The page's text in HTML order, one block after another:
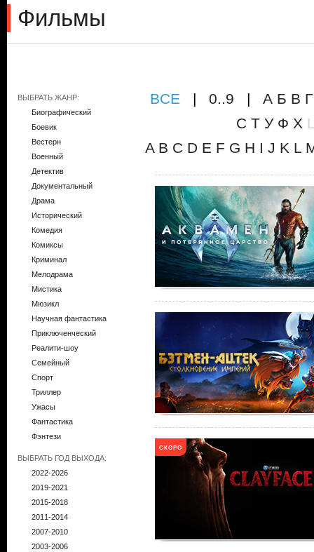
Фильмы
ВЫБРАТЬ ЖАНР:
Биографический
Боевик
Вестерн
Военный
Детектив
Документальный
Драма
Исторический
Комедия
Комиксы
Криминал
Мелодрама
Мистика
Мюзикл
Научная фантастика
Приключенческий
Реалити-шоу
Семейный
Спорт
Триллер
Ужасы
Фантастика
Фэнтези
ВЫБРАТЬ ГОД ВЫХОДА:
2022-2026
2019-2021
2015-2018
2011-2014
2007-2010
2003-2006
ВCE | 0..9 | А Б В Г
С Т У Ф Х
A B C D E F G H I J K L
СКОРО